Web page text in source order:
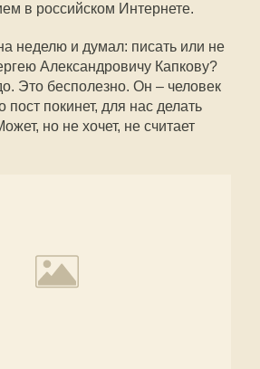
в российском Интернете.
неделю и думал: писать или не
Александровичу Капкову?
Это бесполезно. Он – человек
покинет, для нас делать
но не хочет, не считает